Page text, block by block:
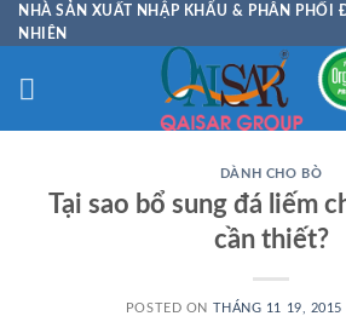
Skip
to
NHÀ SẢN XUẤT NHẬP KHẨU & PHÂN PHỐI
NHIÊN
DÀNH CHO BÒ
Tại sao bổ sung đá liếm
cần thiết?
POSTED ON THÁNG 11 19, 2015